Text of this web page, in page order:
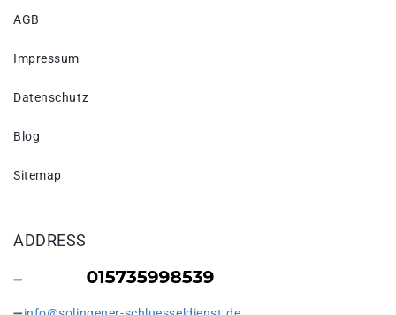
AGB
Impressum
Datenschutz
Blog
Sitemap
ADDRESS